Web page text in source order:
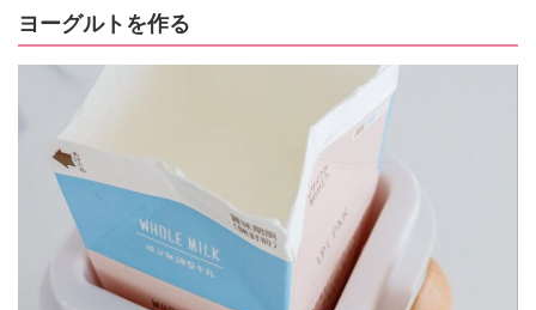
ヨーグルトを作る